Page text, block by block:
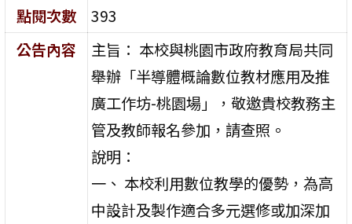
點閱次數
393
公告內容
主旨： 本校與桃園市政府教育局共同
舉辦「半導體概論數位教材應用及推
廣工作坊-桃園場」，敬邀貴校教務主
管及教師報名參加，請查照。
說明：
一、 本校利用數位教學的優勢，為高
中設計及製作適合多元選修或加深加